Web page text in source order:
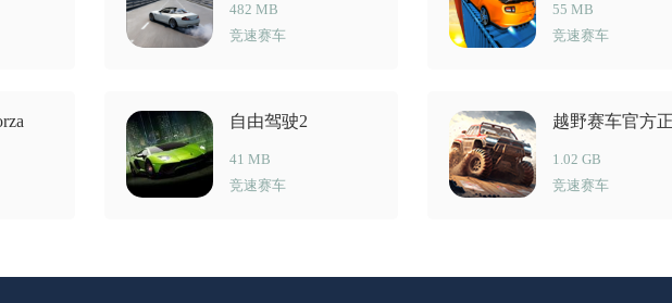
482 MB
竞速赛车
55 MB
竞速赛车
自由驾驶2
41 MB
竞速赛车
越野赛车官方
1.02 GB
竞速赛车